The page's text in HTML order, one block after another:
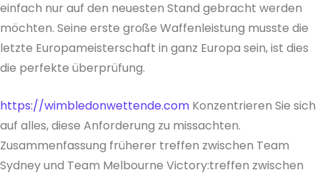
einfach nur auf den neuesten Stand gebracht werden
möchten. Seine erste große Waffenleistung musste die
letzte Europameisterschaft in ganz Europa sein, ist dies
die perfekte überprüfung.
https://wimbledonwettende.com Konzentrieren Sie sich
auf alles, diese Anforderung zu missachten.
Zusammenfassung früherer treffen zwischen Team
Sydney und Team Melbourne Victory:treffen zwischen